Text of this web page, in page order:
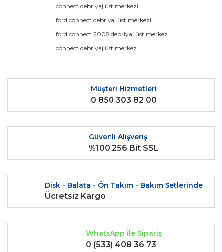
Yorum Yaz
Görüş ve önerileriniz için teşekkür ederiz.
Bu ürüne benzer farklı alternatifler olmalı.
Gönder
connect debriyaj üst merkezi
ford connect debriyaj üst merkezi
ford connect 2008 debriyaj üst merkezi
connect debriyaj üst merkez
Müşteri Hizmetleri
0 850 303 82 00
Güvenli Alışveriş
%100 256 Bit SSL
Disk - Balata - Ön Takım - Bakım Setlerinde
Ücretsiz Kargo
WhatsApp ile Sipariş
0 (533) 408 36 73